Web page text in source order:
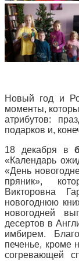
Новый год и
моменты,
атрибутов:
подарков и,
18 декабря в
«Календарь
«День
пряник»,
Викторовна
новогоднюю
новогодней
десертов в
имбирем.
печенье, кроме
согревающей